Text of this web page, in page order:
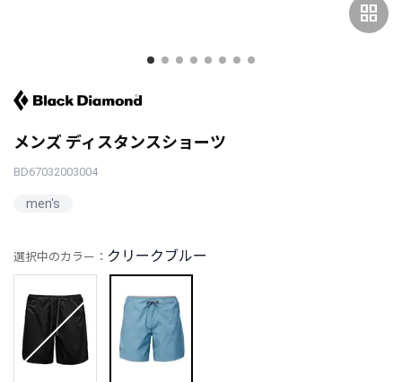
grid_view
メンズ ディスタンスショーツ
BD67032003004
men's
選択中のカラー： クリークブルー